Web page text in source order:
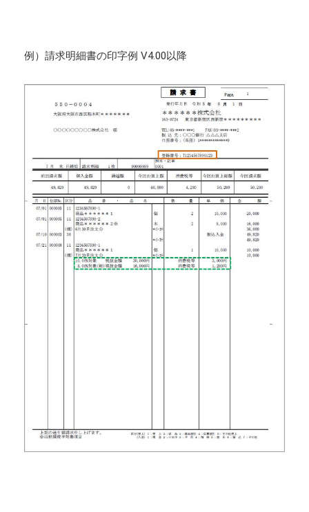
例）請求明細書の印字例 V4.00以降